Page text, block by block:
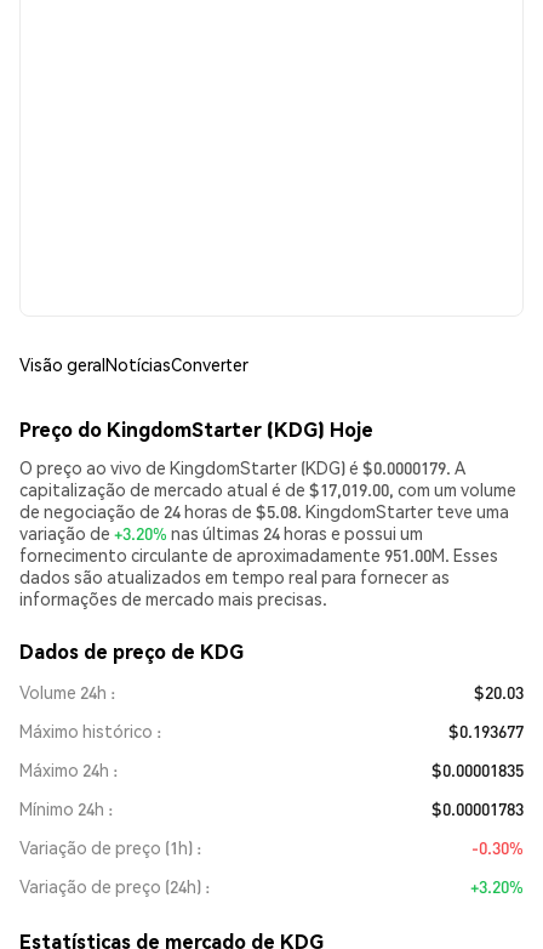
Visão geralNotíciasConverter
Preço do KingdomStarter (KDG) Hoje
O preço ao vivo de KingdomStarter (KDG) é $0.0000179. A
capitalização de mercado atual é de $17,019.00, com um volume
de negociação de 24 horas de $5.08. KingdomStarter teve uma
variação de +3.20% nas últimas 24 horas e possui um
fornecimento circulante de aproximadamente 951.00M. Esses
dados são atualizados em tempo real para fornecer as
informações de mercado mais precisas.
Dados de preço de KDG
Volume 24h
$20.03
Máximo histórico
$0.193677
Máximo 24h
$0.00001835
Mínimo 24h
$0.00001783
Variação de preço (1h)
-0.30%
Variação de preço (24h)
+3.20%
Estatísticas de mercado de KDG